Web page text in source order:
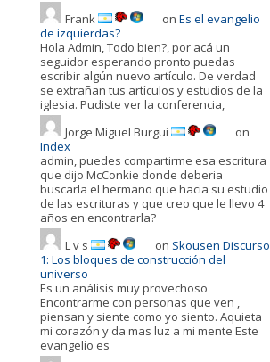
Frank
on Es el evangelio
de izquierdas?
Hola Admin, Todo bien?, por acá un
seguidor esperando pronto puedas
escribir algún nuevo artículo. De verdad
se extrañan tus artículos y estudios de la
iglesia. Pudiste ver la conferencia,
Jorge Miguel Burgui
on
Index
admin, puedes compartirme esa escritura
que dijo McConkie donde deberia
buscarla el hermano que hacia su estudio
de las escrituras y que creo que le llevo 4
años en encontrarla?
L v s
on Skousen Discurso
1: Los bloques de construcción del
universo
Es un análisis muy provechoso
Encontrarme con personas que ven ,
piensan y siente como yo siento. Aquieta
mi corazón y da mas luz a mi mente Este
evangelio es